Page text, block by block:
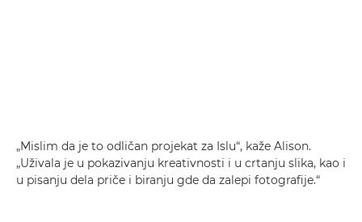
„Mislim da je to odličan projekat za Islu“, kaže Alison.
„Uživala je u pokazivanju kreativnosti i u crtanju slika, kao i
u pisanju dela priče i biranju gde da zalepi fotografije.“